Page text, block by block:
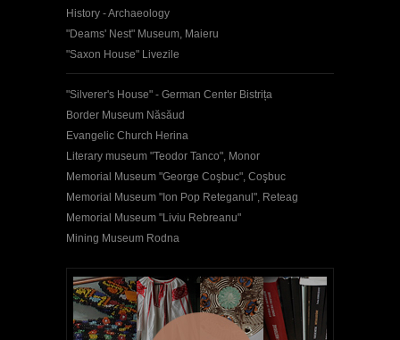
History - Archaeology
"Deams' Nest" Museum, Maieru
"Saxon House" Livezile
"Silverer's House" - German Center Bistrița
Border Museum Năsăud
Evangelic Church Herina
Literary museum "Teodor Tanco", Monor
Memorial Museum "George Coşbuc", Coşbuc
Memorial Museum "Ion Pop Reteganul", Reteag
Memorial Museum "Liviu Rebreanu"
Mining Museum Rodna